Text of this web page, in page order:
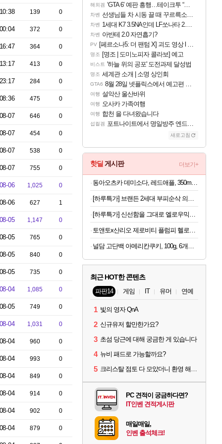
139 0
372 0
364 0
413 0
284 0
475 0
07 646 0
07 454 0
07 538 0
07 755 0
06 1,025 0
06 627 1
05 1,147 0
05 765 0
05 840 0
05 735 0
04 1,085 0
05 749 0
04 1,031 0
04 960 0
04 993 0
04 849 0
04 914 0
04 902 0
04 879 0
해외겜 ‘GTA 6’ 예판 흥행…테이크투 “내부 예상 크게 넘어”
차벤 선생님들 차 시동 끌 때 꾸르륵소리나는데
차벤 1세대 K7 3.5NA인데 LF쏘나타 2.0NA 기변하면 유류비 절약이 얼마나 될까요..?
차벤 아반테 2.0 자연흡기?
PV [페르소나5: 더 팬텀 X] 괴도 영상 l 타카마키 안·댄싱 스타
명조 [명조 | 도미노피자 콜라보] 예고
비스트 '하늘 위의 공포' 도전과제 달성법
명조 세계관 소개 | 소명 상인회
GTA6 8월 28일 넷플릭스에서 예고편 공개 예정
여행 설악산 울산바위
여행 오사카 가족여행
여행 합천 을 다녀왔습니다
섭컬겜 포트나이트에서 명일방주 엔드필드 [펠리카] 판매 예정
새로고침
핫딜 게시판 더보기+
널담 고단백 아메리칸쿠키, 100g, 6개입, 2박스
최근 HOT한 콘텐츠
파판14 게임 IT 유머 연예
1 빛의 영자 QnA
2 신규유저 할만한가요?
3 초섬 당근에 대해 궁금한 게 있습니다
4 뉴비 패드로 가능할까요?
5 크리스탈 점토 다 모았더니 환영 해제기 이건 뭐임
PC 견적이 궁금하다면?
IT인벤 견적게시판
매일매일,
인벤 출석체크!